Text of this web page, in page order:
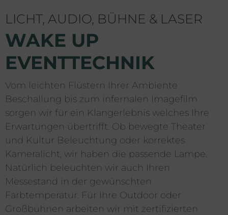
LICHT, AUDIO, BÜHNE & LASER
WAKE UP
EVENTTECHNIK
Vom leichten Flüstern Ihrer Ambiente
Beschallung bis zum infernalen Imagefilm
sorgen wir für ein Klangerlebnis welches Ihre
Erwartungen übertrifft. Ob bewegte Theater
und Kultur Beleuchtung oder korrektes
Kameralicht, wir haben die passende Lampe.
Natürlich beleuchten wir auch Ihren
Messestand in der gewünschten
Farbtemperatur. Für Ihre Outdoor oder
Großbühnen arbeiten wir mit zertifizierten